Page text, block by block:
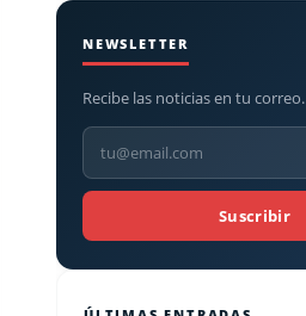
NEWSLETTER
Recibe las noticias en tu correo.
Suscribir